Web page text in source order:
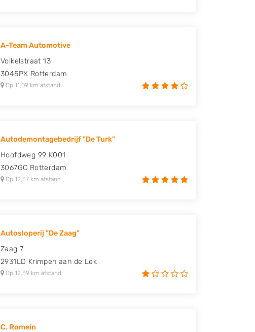
A-Team Automotive
Volkelstraat 13
3045PX Rotterdam
Op 11,09 km afstand
Autodemontagebedrijf "De Turk"
Hoofdweg 99 K001
3067GC Rotterdam
Op 12,57 km afstand
Autosloperij "De Zaag"
Zaag 7
2931LD Krimpen aan de Lek
Op 12,59 km afstand
C. Romein